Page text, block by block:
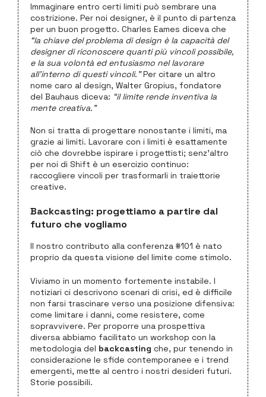
Immaginare entro certi limiti può sembrare una
costrizione. Per noi designer, è il punto di partenza
per un buon progetto. Charles Eames diceva che
“la chiave del problema di design è la capacità del
designer di riconoscere quanti più vincoli possibile,
e la sua volontà ed entusiasmo nel lavorare
all’interno di questi vincoli.”Per citare un altro
nome caro al design, Walter Gropius, fondatore
del Bauhaus diceva: “il limite rende inventiva la
mente creativa.”
Non si tratta di progettare nonostante i limiti, ma
grazie ai limiti. Lavorare con i limiti è esattamente
ciò che dovrebbe ispirare i progettisti; senz’altro
per noi di Shift è un esercizio continuo:
raccogliere vincoli per trasformarli in traiettorie
creative.
Backcasting: progettiamo a partire dal
futuro che vogliamo
Il nostro contributo alla conferenza #101 è nato
proprio da questa visione del limite come stimolo.
Viviamo in un momento fortemente instabile. I
notiziari ci descrivono scenari di crisi, ed è difficile
non farsi trascinare verso una posizione difensiva:
come limitare i danni, come resistere, come
sopravvivere. Per proporre una prospettiva
diversa abbiamo facilitato un workshop con la
metodologia del backcasting che, pur tenendo in
considerazione le sfide contemporanee e i trend
emergenti, mette al centro i nostri desideri futuri.
Storie possibili.